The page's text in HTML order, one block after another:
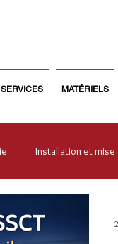
SERVICES MATÉRIELS
Installation et